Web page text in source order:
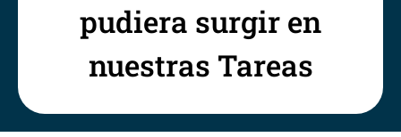
pudiera surgir en
nuestras Tareas